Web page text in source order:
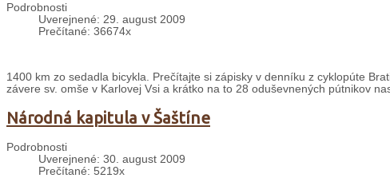
Podrobnosti
Uverejnené: 29. august 2009
Prečítané: 36674x
1400 km zo sedadla bicykla. Prečítajte si zápisky v denníku z cyklopúte
závere sv. omše v Karlovej Vsi a krátko na to 28 oduševnených pútnikov
Národná kapitula v Šaštíne
Podrobnosti
Uverejnené: 30. august 2009
Prečítané: 5219x